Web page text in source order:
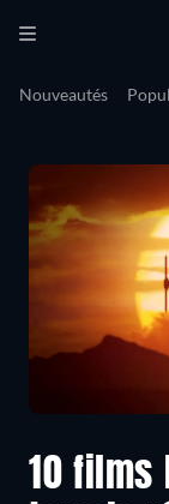
Nouveautés
10 films